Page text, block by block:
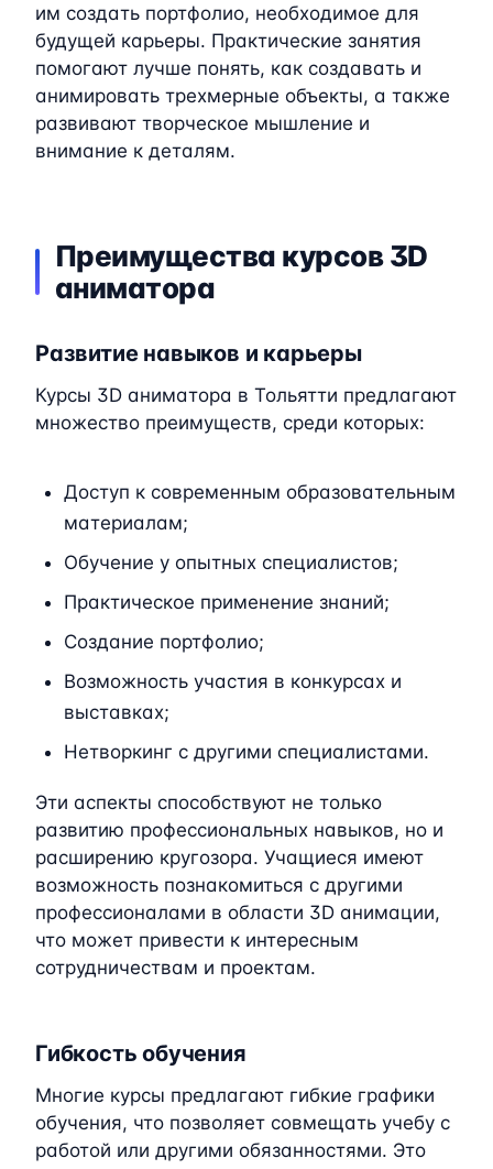
им создать портфолио, необходимое для
будущей карьеры. Практические занятия
помогают лучше понять, как создавать и
анимировать трехмерные объекты, а также
развивают творческое мышление и
внимание к деталям.
Преимущества курсов 3D
аниматора
Развитие навыков и карьеры
Курсы 3D аниматора в Тольятти предлагают
множество преимуществ, среди которых:
Доступ к современным образовательным
материалам;
Обучение у опытных специалистов;
Практическое применение знаний;
Создание портфолио;
Возможность участия в конкурсах и
выставках;
Нетворкинг с другими специалистами.
Эти аспекты способствуют не только
развитию профессиональных навыков, но и
расширению кругозора. Учащиеся имеют
возможность познакомиться с другими
профессионалами в области 3D анимации,
что может привести к интересным
сотрудничествам и проектам.
Гибкость обучения
Многие курсы предлагают гибкие графики
обучения, что позволяет совмещать учебу с
работой или другими обязанностями. Это